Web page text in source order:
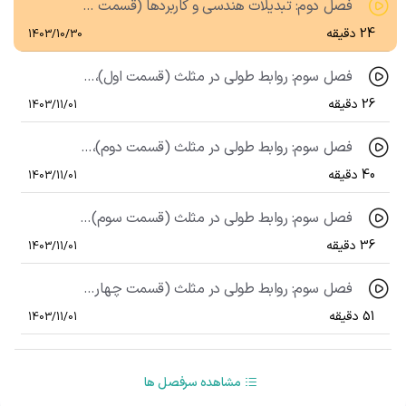
فصل دوم: تبدیلات هندسی و کاربردها (قسمت پنجم)، درس دوم: کاربرد تبدیلات (قسمت دوم)
24 دقیقه 1403/10/30
فصل سوم: روابط طولی در مثلث (قسمت اول)، درس اول: قضیه سینوس‌ها
26 دقیقه 1403/11/01
فصل سوم: روابط طولی در مثلث (قسمت دوم)، درس دوم: قضیه کسینوس‌ها
40 دقیقه 1403/11/01
فصل سوم: روابط طولی در مثلث (قسمت سوم)، درس سوم: قضیه نیمسازهای داخلی
36 دقیقه 1403/11/01
فصل سوم: روابط طولی در مثلث (قسمت چهارم)، درس چهارم: قضیه هرون
51 دقیقه 1403/11/01
مشاهده سرفصل ها